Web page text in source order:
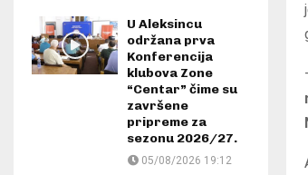
U Aleksincu
održana prva
Konferencija
klubova Zone
“Centar” čime su
završene
pripreme za
sezonu 2026/27.
05/08/2026 19:12